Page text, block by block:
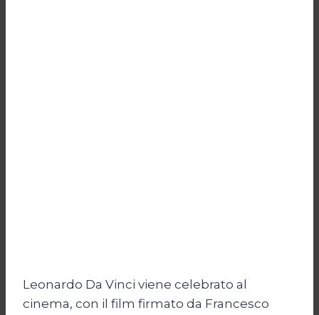
Leonardo Da Vinci viene celebrato al
cinema, con il film firmato da Francesco